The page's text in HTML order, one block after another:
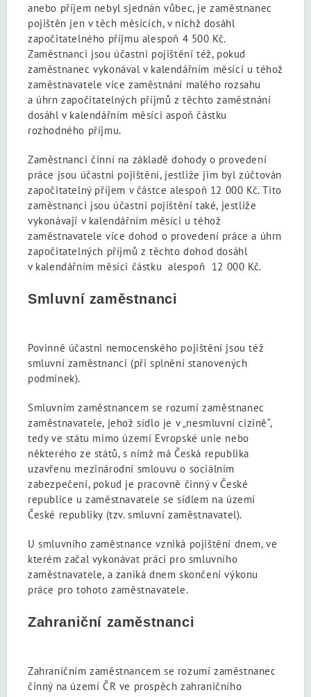
anebo příjem nebyl sjednán vůbec, je zaměstnanec
pojištěn jen v těch měsících, v nichž dosáhl
započitatelného příjmu alespoň 4 500 Kč.
Zaměstnanci jsou účastni pojištění též, pokud
zaměstnanec vykonával v kalendářním měsíci u téhož
zaměstnavatele více zaměstnání malého rozsahu
a úhrn započitatelných příjmů z těchto zaměstnání
dosáhl v kalendářním měsíci aspoň částku
rozhodného příjmu.
Zaměstnanci činní na základě dohody o provedení
práce jsou účastni pojištění, jestliže jim byl zúčtován
započitatelný příjem v částce alespoň 12 000 Kč. Tito
zaměstnanci jsou účastni pojištění také, jestliže
vykonávají v kalendářním měsíci u téhož
zaměstnavatele více dohod o provedení práce a úhrn
započitatelných příjmů z těchto dohod dosáhl
v kalendářním měsíci částku alespoň 12 000 Kč.
Smluvní zaměstnanci
Povinně účastni nemocenského pojištění jsou též
smluvní zaměstnanci (při splnění stanovených
podmínek).
Smluvním zaměstnancem se rozumí zaměstnanec
zaměstnavatele, jehož sídlo je v „nesmluvní cizině“,
tedy ve státu mimo území Evropské unie nebo
některého ze států, s nímž má Česká republika
uzavřenu mezinárodní smlouvu o sociálním
zabezpečení, pokud je pracovně činný v České
republice u zaměstnavatele se sídlem na území
České republiky (tzv. smluvní zaměstnavatel).
U smluvního zaměstnance vzniká pojištění dnem, ve
kterém začal vykonávat práci pro smluvního
zaměstnavatele, a zaniká dnem skončení výkonu
práce pro tohoto zaměstnavatele.
Zahraniční zaměstnanci
Zahraničním zaměstnancem se rozumí zaměstnanec
činný na území ČR ve prospěch zahraničního